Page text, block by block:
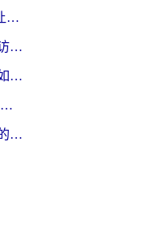
Openwrt 回国：在海外，如何让家的网络触手可及
香港翻墙回内地：海外党无缝访问国内资源的加速器选择全攻略
迅游和回国好用吗？海外华人如何选择靠谱的回国加速器
海外党必看：Clash回国机场怎么选？一篇搞定无缝访问国内资源的全攻略
穿梭和松果哪个好？海外游子的数字归乡路，到底该怎么选